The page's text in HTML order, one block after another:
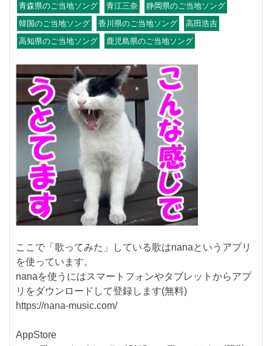
青森県のご当地ソング
青江三奈
静岡県のご当地ソング
韓国のご当地ソング
香川県のご当地ソング
高田浩吉
高知県のご当地ソング
鹿児島県のご当地ソング
ここで「歌ってみた」している歌はnanaというアプリ
を使っています。
nanaを使うにはスマートフォンやタブレットからアプ
リをダウンロードして登録します(無料)
https://nana-music.com/
AppStore